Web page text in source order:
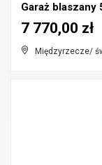
Garaż blaszany
Międzyrzecze/
7 770,00 zł